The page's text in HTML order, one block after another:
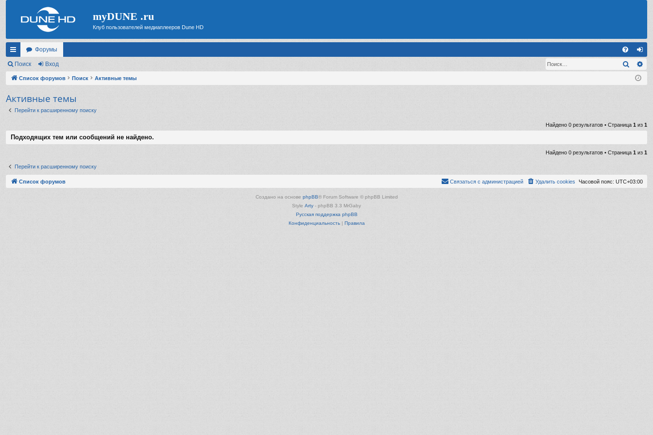
myDUNE .ru
Клуб пользователей медиаплееров Dune HD
с
ы
и
Форумы
FA хо
д
Поиск Вход Поиск
Список форумов Поиск Активные темы
Активные темы
Перейти к расширенному поиску
Найдено 0 результатов • Страница 1 из 1
Подходящих тем или сообщений не найдено.
Найдено 0 результатов • Страница 1 из 1
Перейти к расширенному поиску
Список форумов Часовой пояс: UTC+03:00
Удалить cookies
Связаться с администрацией
Создано на основе phpBB® Forum Software © phpBB Limited
Style Arty - phpBB 3.3 MrGaby
Русская поддержка phpBB
Конфиденциальность| Правила